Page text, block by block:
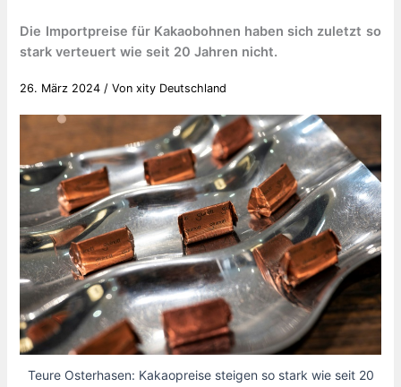
Die Importpreise für Kakaobohnen haben sich zuletzt so
stark verteuert wie seit 20 Jahren nicht.
26. März 2024 / Vonxity Deutschland
Teure Osterhasen: Kakaopreise steigen so stark wie seit 20